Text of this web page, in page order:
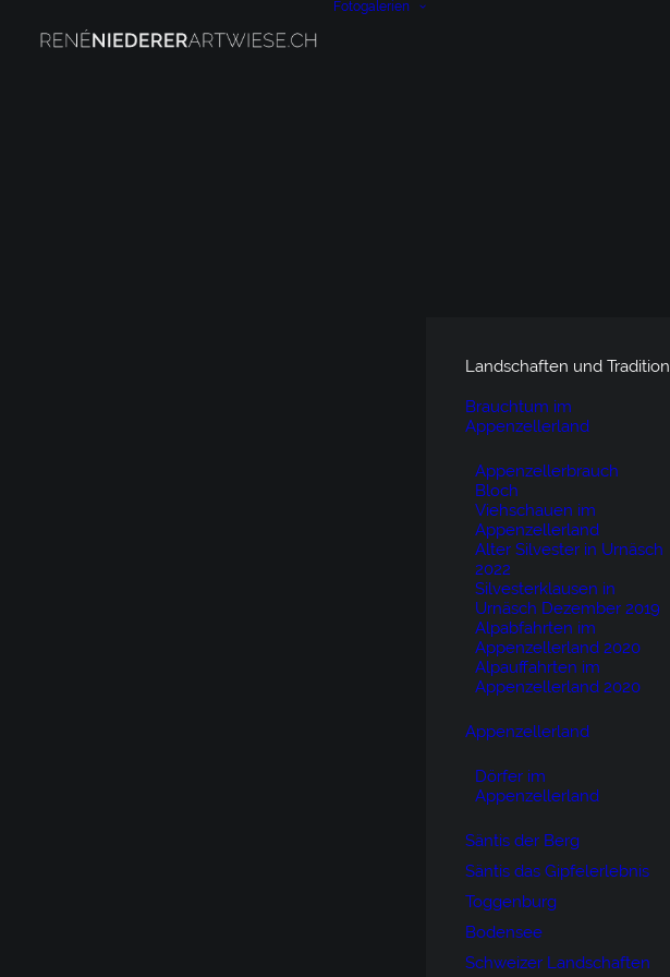
Fotogalerien
Landschaften und Tradition
Brauchtum im
Appenzellerland
Appenzellerbrauch
Bloch
Viehschauen im
Appenzellerland
Alter Silvester in Urnäsch
2022
Silvesterklausen in
Urnäsch Dezember 2019
Alpabfahrten im
Appenzellerland 2020
Alpauffahrten im
Appenzellerland 2020
Appenzellerland
Dörfer im
Appenzellerland
Säntis der Berg
Säntis das Gipfelerlebnis
Toggenburg
Bodensee
Schweizer Landschaften